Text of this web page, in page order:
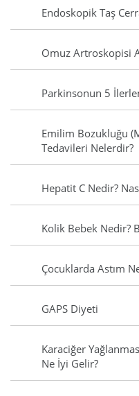
Endoskopik Taş
Omuz Artroskopisi
Parkinsonun 5
Emilim Bozukluğu
Tedavileri Nelerdir?
Hepatit C Nedir?
Kolik Bebek Nedir?
Çocuklarda Astım
GAPS Diyeti
Karaciğer
Ne İyi Gelir?